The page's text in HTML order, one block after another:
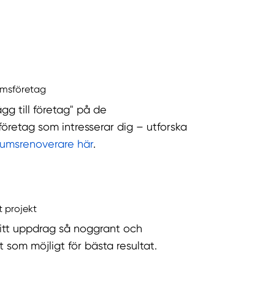
till företag" på de
som intresserar dig – utforska
här.
projekt
uppdrag så noggrant och
som möjligt för bästa resultat.